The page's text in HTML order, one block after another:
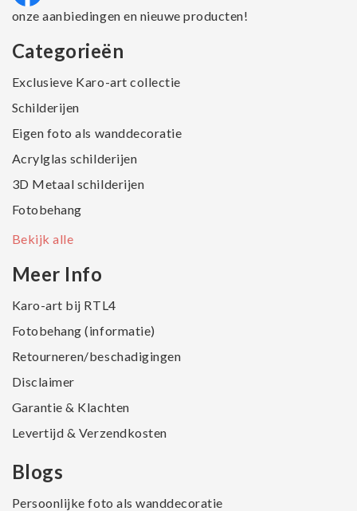
onze aanbiedingen en nieuwe producten!
Categorieën
Exclusieve Karo-art collectie
Schilderijen
Eigen foto als wanddecoratie
Acrylglas schilderijen
3D Metaal schilderijen
Fotobehang
Bekijk alle
Meer Info
Karo-art bij RTL4
Fotobehang (informatie)
Retourneren/beschadigingen
Disclaimer
Garantie & Klachten
Levertijd & Verzendkosten
Blogs
Persoonlijke foto als wanddecoratie